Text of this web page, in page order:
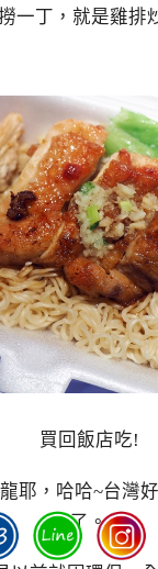
一丁，就是雞排
買回飯店吃!
耶，哈哈~台灣
了。